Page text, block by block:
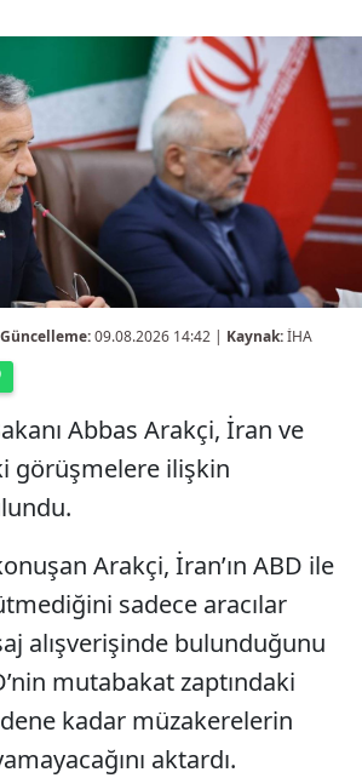
09.08.2026 14:42 | Kaynak:İHA
Abbas Arakçi, İran ve
görüşmelere ilişkin
Arakçi, İran’ın ABD ile
sadece aracılar
alışverişinde bulunduğunu
mutabakat zaptındaki
kadar müzakerelerin
aktardı.